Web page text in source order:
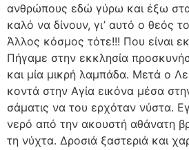
ανθρώπους εδώ γύρω και έξω
καλό να δίνουν, γι’ αυτό ο θεός
Άλλος κόσμος τότε!!! Που είναι
Πήγαμε στην εκκλησία
και μία μικρή λαμπάδα. Μετά ο
κοντά στην Αγία εικόνα μέσα
σάματις να του ερχόταν νύστα.
νερό από την ακουστή αθάνατη
τη νύχτα. Δροσιά ξαστεριά και